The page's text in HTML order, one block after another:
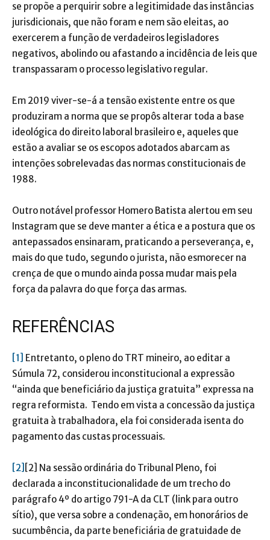
se propõe a perquirir sobre a legitimidade das instâncias
jurisdicionais, que não foram e nem são eleitas, ao
exercerem a função de verdadeiros legisladores
negativos, abolindo ou afastando a incidência de leis que
transpassaram o processo legislativo regular.
Em 2019 viver-se-á a tensão existente entre os que
produziram a norma que se propôs alterar toda a base
ideológica do direito laboral brasileiro e, aqueles que
estão a avaliar se os escopos adotados abarcam as
intenções sobrelevadas das normas constitucionais de
1988.
Outro notável professor Homero Batista alertou em seu
Instagram que se deve manter a ética e a postura que os
antepassados ensinaram, praticando a perseverança, e,
mais do que tudo, segundo o jurista, não esmorecer na
crença de que o mundo ainda possa mudar mais pela
força da palavra do que força das armas.
REFERÊNCIAS
[1] Entretanto, o pleno do TRT mineiro, ao editar a
Súmula 72, considerou inconstitucional a expressão
“ainda que beneficiário da justiça gratuita” expressa na
regra reformista. Tendo em vista a concessão da justiça
gratuita à trabalhadora, ela foi considerada isenta do
pagamento das custas processuais.
[2] [2] Na sessão ordinária do Tribunal Pleno, foi
declarada a inconstitucionalidade de um trecho do
parágrafo 4º do artigo 791-A da CLT (link para outro
sítio), que versa sobre a condenação, em honorários de
sucumbência, da parte beneficiária de gratuidade de